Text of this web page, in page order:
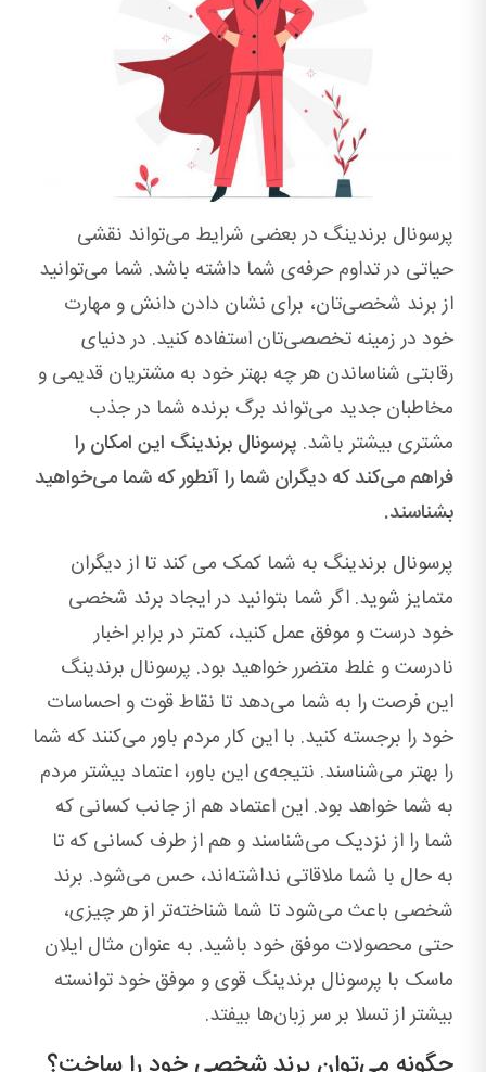
پرسونال برندینگ در بعضی شرایط می‌تواند نقشی
حیاتی در تداوم حرفه‌ی شما داشته باشد. شما می‌توانید
از برند شخصی‌تان، برای نشان دادن دانش و مهارت
خود در زمینه تخصصی‌تان استفاده کنید. در دنیای
رقابتی شناساندن هر چه بهتر خود به مشتریان قدیمی و
مخاطبان جدید می‌تواند برگ برنده شما در جذب
مشتری بیشتر باشد. پرسونال برندینگ این امکان را
فراهم می‌کند که دیگران شما را آنطور که شما می‌خواهید
بشناسند.
پرسونال برندینگ به شما کمک می کند تا از دیگران
متمایز شوید. اگر شما بتوانید در ایجاد برند شخصی
خود درست و موفق عمل کنید، کمتر در برابر اخبار
نادرست و غلط متضرر خواهید بود. پرسونال برندینگ
این فرصت را به شما می‌دهد تا نقاط قوت و احساسات
خود را برجسته کنید. با این کار مردم باور می‌کنند که شما
را بهتر می‌شناسند. نتیجه‌ی این باور، اعتماد بیشتر مردم
به شما خواهد بود. این اعتماد هم از جانب کسانی که
شما را از نزدیک می‌شناسند و هم از طرف کسانی که تا
به حال با شما ملاقاتی نداشته‌اند، حس می‌شود. برند
شخصی باعث می‌شود تا شما شناخته‌تر از هر چیزی،
حتی محصولات موفق خود باشید. به عنوان مثال ایلان
ماسک با پرسونال برندینگ قوی و موفق خود توانسته
بیشتر از تسلا بر سر زبان‌ها بیفتد.